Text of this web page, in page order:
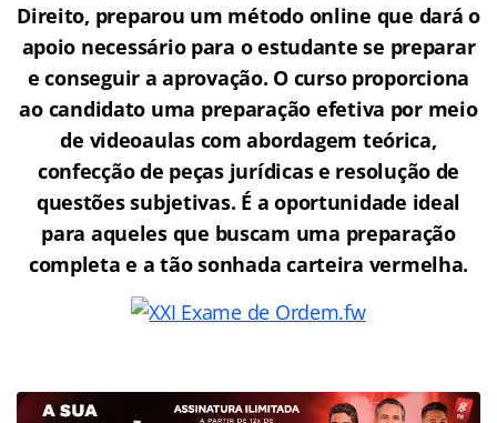
Direito, preparou um método online que dará o
apoio necessário para o estudante se preparar
e conseguir a aprovação. O curso proporciona
ao candidato uma preparação efetiva por meio
de videoaulas com abordagem teórica,
confecção de peças jurídicas e resolução de
questões subjetivas. É a oportunidade ideal
para aqueles que buscam uma preparação
completa e a tão sonhada carteira vermelha.